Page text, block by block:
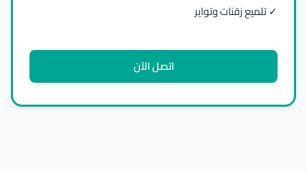
✓ تلميع زقنات وتواير
اتصل الآن